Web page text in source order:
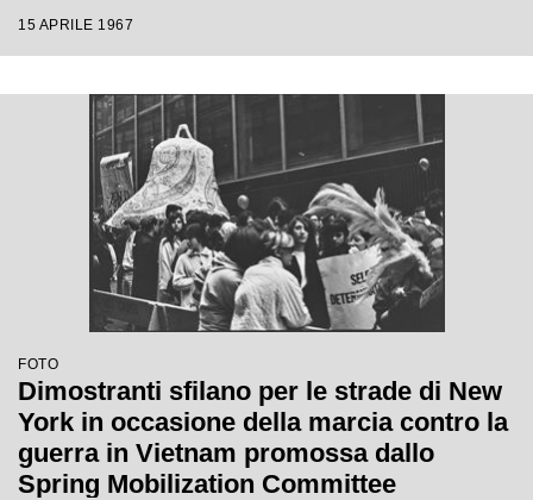
15 APRILE 1967
FOTO
Dimostranti sfilano per le strade di New
York in occasione della marcia contro la
guerra in Vietnam promossa dallo
Spring Mobilization Committee